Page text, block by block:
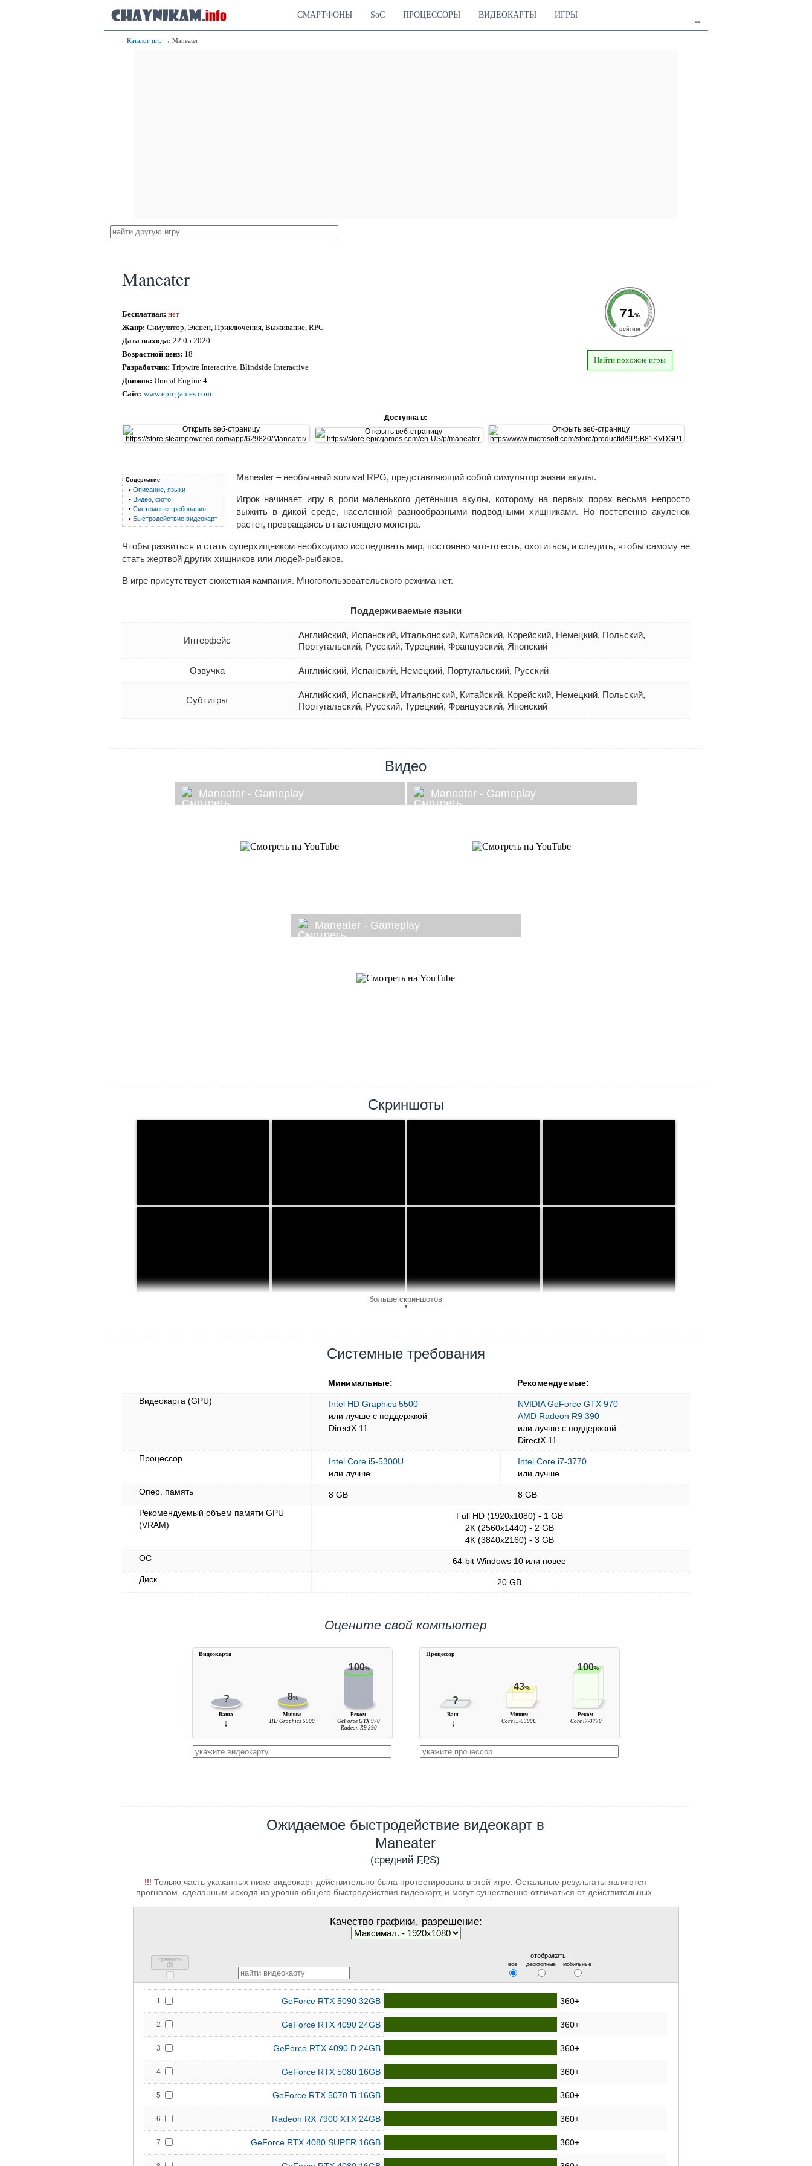
ru
СМАРТФОНЫ SoC ПРОЦЕССОРЫ ВИДЕОКАРТЫ ИГРЫ
→ Каталог игр → Maneater
Maneater
71%
рейтинг
Найти похожие игры
Бесплатная: нет
Жанр: Симулятор, Экшен, Приключения, Выживание, RPG
Дата выхода: 22.05.2020
Возрастной ценз: 18+
Разработчик: Tripwire Interactive, Blindside Interactive
Движок: Unreal Engine 4
Сайт: www.epicgames.com
Доступна в:
Содержание
• Описание, языки
• Видео, фото
• Системные требования
• Быстродействие видеокарт
Maneater – необычный survival RPG, представляющий собой симулятор жизни акулы.
Игрок начинает игру в роли маленького детёныша акулы, которому на первых порах весьма непросто
выжить в дикой среде, населенной разнообразными подводными хищниками. Но постепенно акуленок
растет, превращаясь в настоящего монстра.
Чтобы развиться и стать суперхищником необходимо исследовать мир, постоянно что-то есть, охотиться, и следить, чтобы самому не
стать жертвой других хищников или людей-рыбаков.
В игре присутствует сюжетная кампания. Многопользовательского режима нет.
Поддерживаемые языки
Интерфейс
Английский, Испанский, Итальянский, Китайский, Корейский, Немецкий, Польский,
Португальский, Русский, Турецкий, Французский, Японский
Озвучка Английский, Испанский, Немецкий, Португальский, Русский
Субтитры
Английский, Испанский, Итальянский, Китайский, Корейский, Немецкий, Польский,
Португальский, Русский, Турецкий, Французский, Японский
Видео
Maneater - Gameplay Maneater - Gameplay
Maneater - Gameplay
Скриншоты
больше скриншотов
▼
Системные требования
Минимальные:
Рекомендуемые:
Видеокарта (GPU)
Intel HD Graphics 5500
или лучше с поддержкой
DirectX 11
NVIDIA GeForce GTX 970
AMD Radeon R9 390
или лучше с поддержкой
DirectX 11
Процессор
Intel Core i5-5300U
или лучше
Intel Core i7-3770
или лучше
Опер. память
8 GB
8 GB
Рекомендуемый объем памяти GPU
(VRAM)
Full HD (1920x1080) - 1 GB
2K (2560x1440) - 2 GB
4K (3840x2160) - 3 GB
ОС
64-bit Windows 10 или новее
Диск
20 GB
Оцените свой компьютер
? 8%
100%
Ваша
↓
Миним.
HD Graphics 5500
Реком.
GeForce GTX 970
Radeon R9 390
Видеокарта
?
43%
100%
Ваш
↓
Миним.
Core i5-5300U
Реком.
Core i7-3770
Процессор
Ожидаемое быстродействие видеокарт в
Maneater
(средний FPS)
!!! Только часть указанных ниже видеокарт действительно была протестирована в этой игре. Остальные результаты являются
прогнозом, сделанным исходя из уровня общего быстродействия видеокарт, и могут существенно отличаться от действительных.
Качество графики, разрешение:
сравнить
(0)
отображать:
все десктопные мобильные
1 GeForce RTX 5090 32GB 360+
2 GeForce RTX 4090 24GB 360+
3 GeForce RTX 4090 D 24GB 360+
4 GeForce RTX 5080 16GB 360+
5 GeForce RTX 5070 Ti 16GB 360+
6 Radeon RX 7900 XTX 24GB 360+
7 GeForce RTX 4080 SUPER 16GB 360+